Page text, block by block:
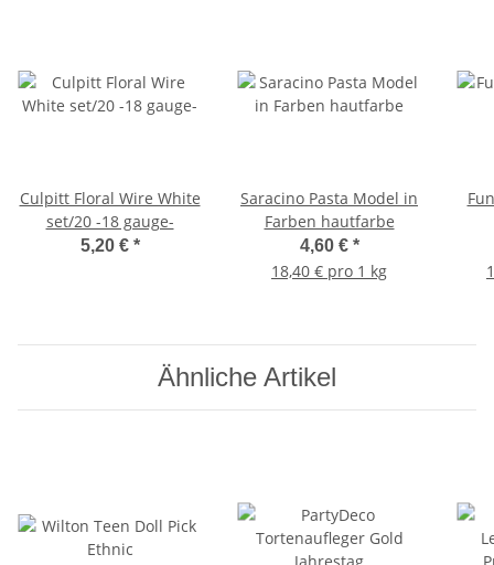
Culpitt Floral Wire White
set/20 -18 gauge-
5,20 € *
Saracino Pasta Model in
Farben hautfarbe
4,60 € *
18,40 € pro 1 kg
Ähnliche Artikel